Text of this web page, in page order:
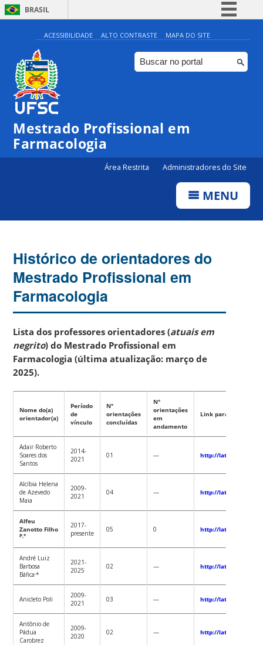
BRASIL
Simplifique!
Comunica BR
Participe
Canais
ACESSIBILIDADE ALTO CONTRASTE MAPA DO SITE
Mestrado Profissional em
Farmacologia
Área Restrita Administradores do Site
MENU
Histórico de orientadores do
Mestrado Profissional em
Farmacologia
Lista dos professores orientadores (atuais em
negrito) do Mestrado Profissional em
Farmacologia (última atualização: março de
2025).
Nome do(a)
orientador(a)
Período
de
vínculo
N°
orientações
concluídas
N°
orientações
em
andamento
Link para o Lattes
Adair Roberto
Soares dos
Santos
2014-
2021
01 — http://lattes.cnpq.br/
Alcíbia Helena
de Azevedo
Maia
2009-
2021
04 — http://lattes.cnpq.br/
Alfeu
Zanotto Filho
P,*
2017-
presente
05 0 http://lattes.cnpq.br/
André Luiz
Barbosa
Báfica,*
2021-
2025
02 — http://lattes.cnpq.br/
Anicleto Poli
2009-
2021
03 — http://lattes.cnpq.br/
Antônio de
Pádua
Carobrez
2009-
2020
02 — http://lattes.cnpq.br/